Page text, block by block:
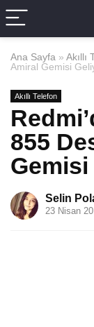
Ana Sayfa » Akıllı
Amiral Gemisi
Akıllı Telefon
855
Selin
23 Nisan